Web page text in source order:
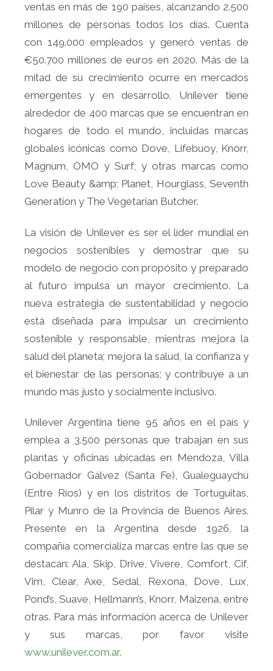
ventas en más de 190 países, alcanzando 2.500
millones de personas todos los días. Cuenta
con 149.000 empleados y generó ventas de
€50.700 millones de euros en 2020. Más de la
mitad de su crecimiento ocurre en mercados
emergentes y en desarrollo. Unilever tiene
alrededor de 400 marcas que se encuentran en
hogares de todo el mundo, incluidas marcas
globales icónicas como Dove, Lifebuoy, Knorr,
Magnum, OMO y Surf; y otras marcas como
Love Beauty &amp; Planet, Hourglass, Seventh
Generation y The Vegetarian Butcher.
La visión de Unilever es ser el líder mundial en
negocios sostenibles y demostrar que su
modelo de negocio con propósito y preparado
al futuro impulsa un mayor crecimiento. La
nueva estrategia de sustentabilidad y negocio
está diseñada para impulsar un crecimiento
sostenible y responsable, mientras mejora la
salud del planeta; mejora la salud, la confianza y
el bienestar de las personas; y contribuye a un
mundo más justo y socialmente inclusivo.
Unilever Argentina tiene 95 años en el país y
emplea a 3.500 personas que trabajan en sus
plantas y oficinas ubicadas en Mendoza, Villa
Gobernador Gálvez (Santa Fe), Gualeguaychú
(Entre Ríos) y en los distritos de Tortuguitas,
Pilar y Munro de la Provincia de Buenos Aires.
Presente en la Argentina desde 1926, la
compañía comercializa marcas entre las que se
destacan: Ala, Skip, Drive, Vivere, Comfort, Cif,
Vim, Clear, Axe, Sedal, Rexona, Dove, Lux,
Pond’s, Suave, Hellmann’s, Knorr, Maizena, entre
otras. Para más información acerca de Unilever
y sus marcas, por favor visite
www.unilever.com.ar.